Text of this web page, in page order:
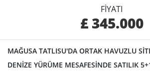
FIYATI
£ 345.000
MAĞUSA TATLISU'DA ORTAK HAVUZLU
DENİZE YÜRÜME MESAFESİNDE SATILIK